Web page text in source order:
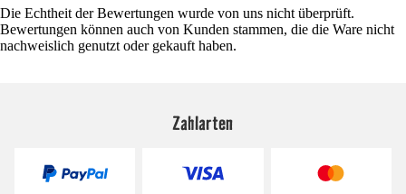
Die Echtheit der Bewertungen wurde von uns nicht überprüft.
Bewertungen können auch von Kunden stammen, die die Ware nicht
nachweislich genutzt oder gekauft haben.
Zahlarten